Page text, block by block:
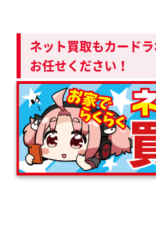
ネット買取もカード
お任せください！